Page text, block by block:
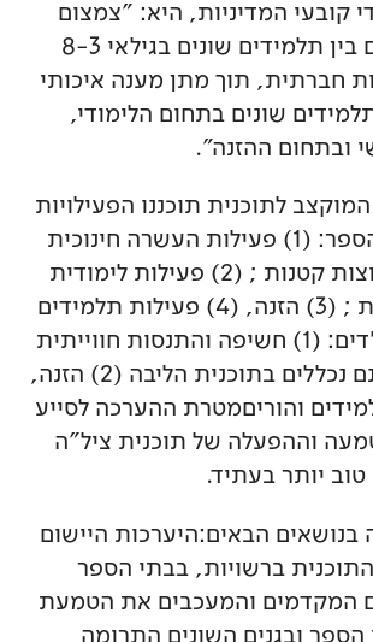
קובעי המדיניות, היא: "צמצום
פערים חינוכיים בין תלמידים שונים בגילאי 8-3
חברתית, תוך מתן מענה איכותי
שונים בתחום הלימודי,
ובתחום ההזנה".
לתוכנית תוכננו הפעילויות
הבאות:בבתי הספר: (1) פעילות העשרה חינוכית
וחברתית בקבוצות קטנות ; (2) פעילות לימודית
בקבוצות קטנות ; (3) הזנה, (4) פעילות תלמידים
והוריםבגני הילדים: (1) חשיפה והתנסות חווייתית
בתחומים שאינם נכללים בתוכנית הליבה (2) הזנה,
והוריםמטרת ההערכה לסייע
וההפעלה של תוכנית ציל"ה
יותר בעתיד.
הבאים:היערכות היישום
ברשויות, בבתי הספר
המקדמים והמעכבים את הטמעת
הספר ובגנים השונים התרומה